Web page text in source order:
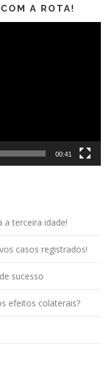
A ROTA!
00:41
a terceira idade!
casos registrados!
sucesso
efeitos colaterais?